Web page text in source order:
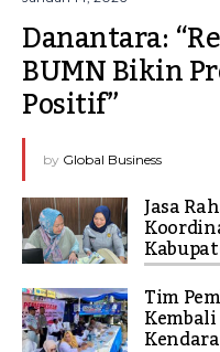
Danantara:
BUMN Bikin
Positif”
by Global Business
Jasa
Tim